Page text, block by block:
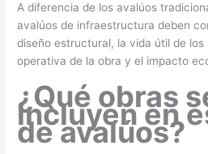
A diferencia de los avalúos
avalúos de infraestructura deben
diseño estructural, la vida útil de
operativa de la obra y el impacto
¿Qué obras
incluyen en
de avalúos?